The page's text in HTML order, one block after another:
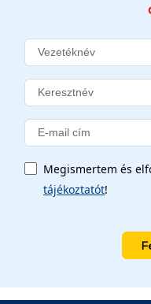
Megismertem és
tájékoztatót!